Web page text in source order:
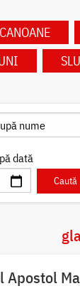
CANOANE
dată
Apostol